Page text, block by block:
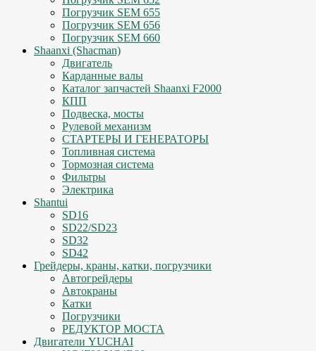
Погрузчик SEM 655
Погрузчик SEM 656
Погрузчик SEM 660
Shaanxi (Shacman)
Двигатель
Карданные валы
Каталог запчастей Shaanxi F2000
КПП
Подвеска, мосты
Рулевой механизм
СТАРТЕРЫ И ГЕНЕРАТОРЫ
Топливная система
Тормозная система
Фильтры
Электрика
Shantui
SD16
SD22/SD23
SD32
SD42
Грейдеры, краны, катки, погрузчики
Автогрейдеры
Автокраны
Катки
Погрузчики
РЕДУКТОР МОСТА
Двигатели YUCHAI